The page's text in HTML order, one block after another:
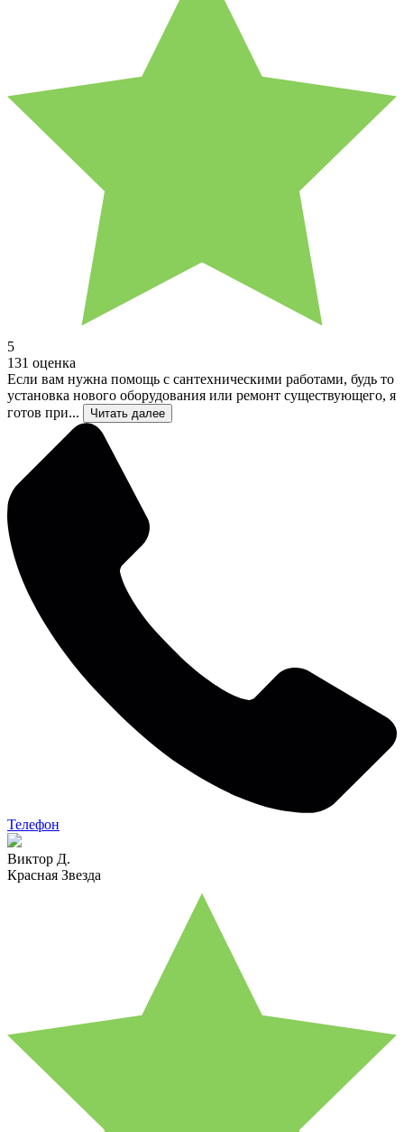
5
131 оценка
Если вам нужна помощь с сантехническими работами, будь то
установка нового оборудования или ремонт существующего, я
готов при...
Читать далее
Телефон
Виктор Д.
Красная Звезда